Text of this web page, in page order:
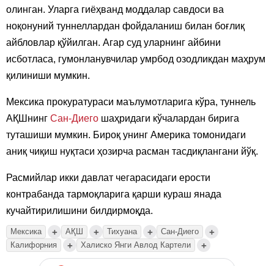
олинган. Уларга гиёҳванд моддалар савдоси ва
ноқонуний туннеллардан фойдаланиш билан боғлиқ
айбловлар қўйилган. Агар суд уларнинг айбини
исботласа, гумонланувчилар умрбод озодликдан маҳрум
қилиниши мумкин.
Мексика прокуратураси маълумотларига кўра, туннель
АҚШнинг Сан-Диего шаҳридаги кўчалардан бирига
туташиши мумкин. Бироқ унинг Америка томонидаги
аниқ чиқиш нуқтаси ҳозирча расман тасдиқлангани йўқ.
Расмийлар икки давлат чегарасидаги ерости
контрабанда тармоқларига қарши кураш янада
кучайтирилишини билдирмоқда.
Мексика + АҚШ + Тихуана + Сан-Диего +
Калифорния + Халиско Янги Авлод Картели +